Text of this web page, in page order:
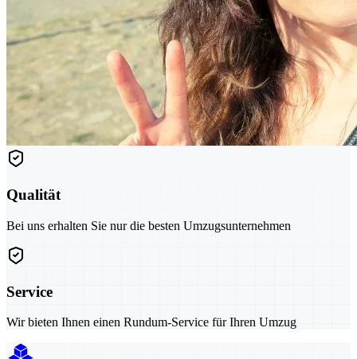
Qualität
Bei uns erhalten Sie nur die besten Umzugsunternehmen
Service
Wir bieten Ihnen einen Rundum-Service für Ihren Umzug